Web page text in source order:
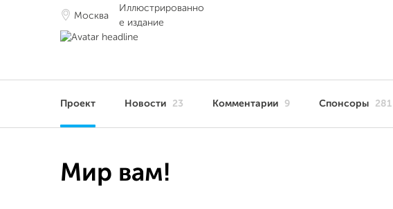
Москва
Иллюстрированно
е издание
Проект Новости 23 Комментарии 9 Спонсоры 281
Мир вам!